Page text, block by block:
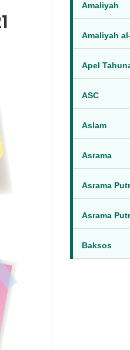
Amaliyah
Amaliyah
Apel
ASC
Aslam
Asrama
Asrama
Asrama
Baksos